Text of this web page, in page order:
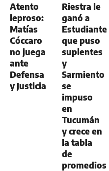
Atento
leproso:
Matías
Cóccaro
no juega
ante
Defensa
y Justicia
Riestra le
ganó a
Estudiantes,
que puso
suplentes
y
Sarmiento
se
impuso
en
Tucumán
y crece en
la tabla
de
promedios